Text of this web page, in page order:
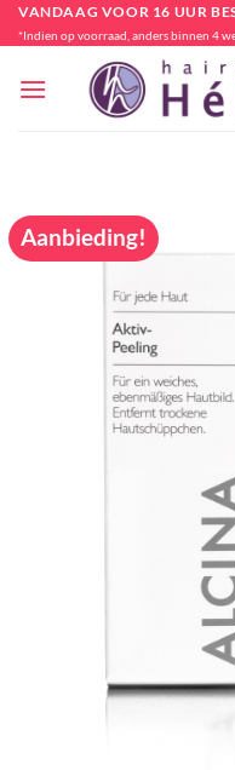
Ga
naar
VANDAAG VOOR 16 UUR
*Indien op voorraad, anders binnen 4
Aanbieding!